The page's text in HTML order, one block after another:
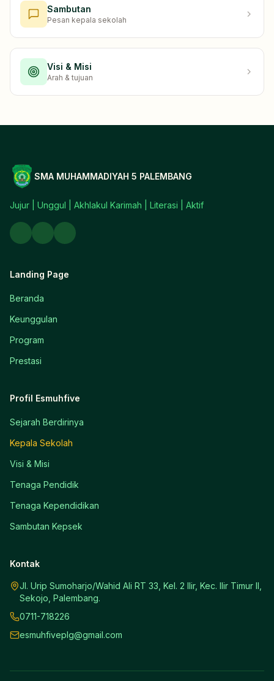
Sambutan
Pesan kepala sekolah
Visi & Misi
Arah & tujuan
SMA MUHAMMADIYAH 5 PALEMBANG
Jujur | Unggul | Akhlakul Karimah | Literasi | Aktif
Landing Page
Beranda
Keunggulan
Program
Prestasi
Profil Esmuhfive
Sejarah Berdirinya
Kepala Sekolah
Visi & Misi
Tenaga Pendidik
Tenaga Kependidikan
Sambutan Kepsek
Kontak
Jl. Urip Sumoharjo/Wahid Ali RT 33, Kel. 2 Ilir, Kec. Ilir Timur II,
Sekojo, Palembang.
0711-718226
esmuhfiveplg@gmail.com